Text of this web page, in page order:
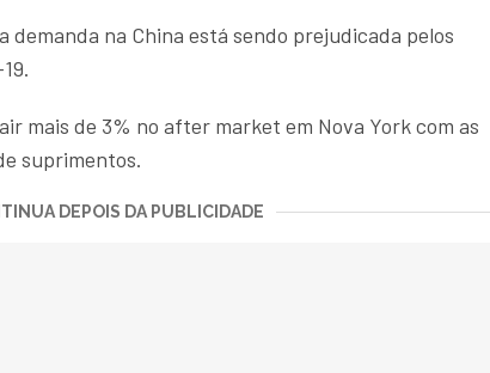
demanda na China está sendo prejudicada pelos
mais de 3% no after market em Nova York com as
suprimentos.
DEPOIS DA PUBLICIDADE